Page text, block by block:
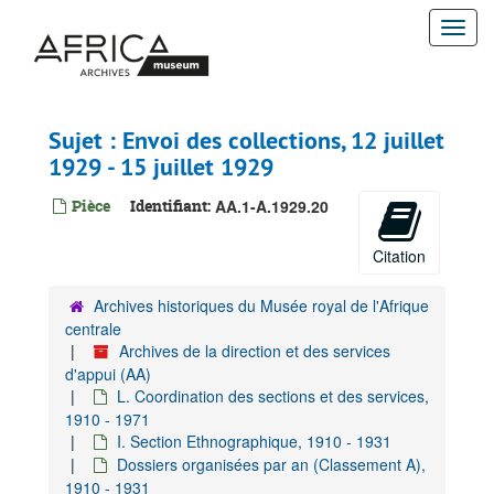
contenu
Sujet : Envoi des collections, 12 juillet
1929 - 15 juillet 1929
Pièce Identifiant: AA.1-A.1929.20
Citation
Archives historiques du Musée royal de l'Afrique
centrale
Archives de la direction et des services
d'appui (AA)
L. Coordination des sections et des services,
1910 - 1971
I. Section Ethnographique, 1910 - 1931
Dossiers organisées par an (Classement A),
1910 - 1931
K. Coordination de la recherche scientifique, 1903-1932
L. Coordination des sections et des services, 1910-1971
Dossiers organisées par an (Classement A), 1910-1931
1910
1911
1914
1919
1921
1922
1923